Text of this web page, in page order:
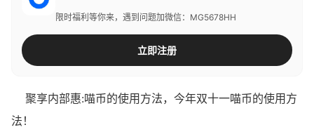
限时福利等你来，遇到问题加微信：MG5678HH
立即注册
聚享内部惠:喵币的使用方法，今年双十一喵币的使用方
法！